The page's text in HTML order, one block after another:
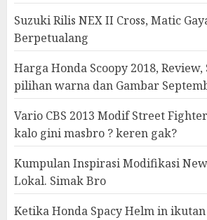
Suzuki Rilis NEX II Cross, Matic
Berpetualang
Harga Honda Scoopy 2018, Review,
pilihan warna dan Gambar
Vario CBS 2013 Modif Street
kalo gini masbro ? keren gak?
Kumpulan Inspirasi Modifikasi New
Lokal. Simak Bro
Ketika Honda Spacy Helm in